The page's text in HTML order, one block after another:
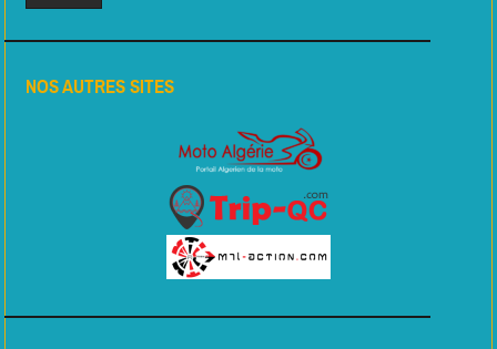
NOS AUTRES SITES